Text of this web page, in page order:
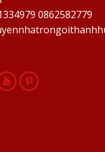
0862582779